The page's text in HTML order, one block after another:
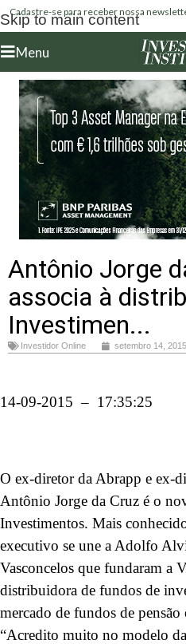
Skip to main content
Cadastre-se para receber nossa
Menu
Antônio Jorge
associa à
Investimen...
Investidor Online setembro 14, 2015
14-09-2015 – 17:35:25
O ex-diretor da Abrapp e ex-
Antônio Jorge da Cruz é o
Investimentos. Mais
executivo se une a Adolfo
Vasconcelos que fundaram a
distribuidora de fundos de
mercado de fundos de
“Acredito muito no modelo